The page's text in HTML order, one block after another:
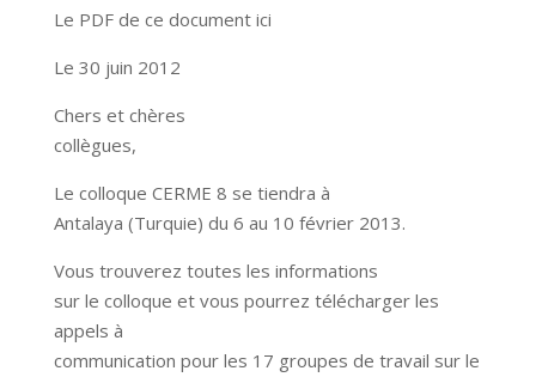
Le PDF de ce document ici
Le 30 juin 2012
Chers et chères
collègues,
Le colloque CERME 8 se tiendra à
Antalaya (Turquie) du 6 au 10 février 2013.
Vous trouverez toutes les informations
sur le colloque et vous pourrez télécharger les
appels à
communication pour les 17 groupes de travail sur le